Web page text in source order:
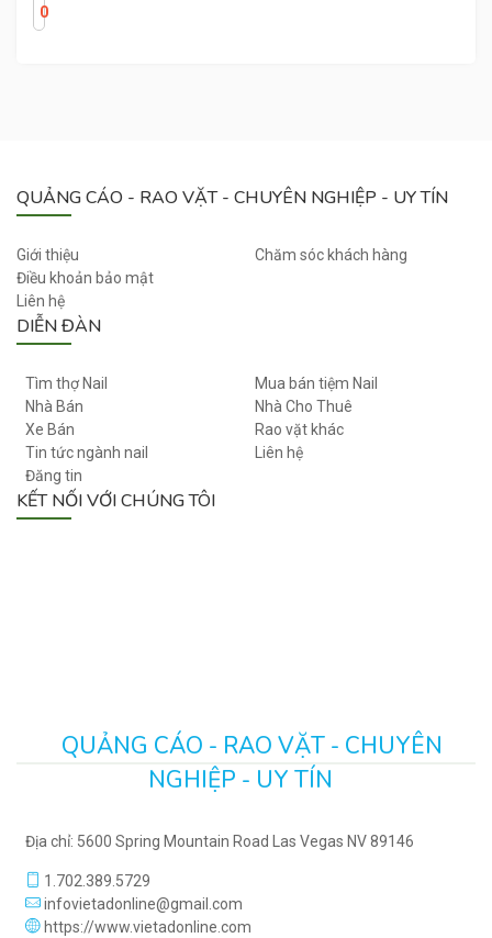
H
C
N
P
H
Ư
Ơ
N
0
QUẢNG CÁO - RAO VẶT - CHUYÊN NGHIỆP - UY TÍN
Giới thiệu
Điều khoản bảo mật
Liên hệ
Chăm sóc khách hàng
DIỄN ĐÀN
Tìm thợ Nail
Mua bán tiệm Nail
Nhà Bán
Nhà Cho Thuê
Xe Bán
Rao vặt khác
Tin tức ngành nail
Liên hệ
Đăng tin
KẾT NỐI VỚI CHÚNG TÔI
QUẢNG CÁO - RAO VẶT - CHUYÊN
NGHIỆP - UY TÍN
Địa chỉ: 5600 Spring Mountain Road Las Vegas NV 89146
1.702.389.5729
infovietadonline@gmail.com
https://www.vietadonline.com